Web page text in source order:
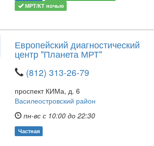
МРТ/КТ ночью
Европейский диагностический
центр "Планета МРТ"
(812) 313-26-79
проспект КИМа, д. 6
Василеостровский район
пн-вс с 10:00 до 22:30
Частная